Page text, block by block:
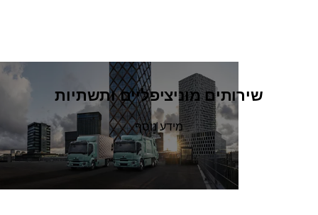
שירותים מוניציפליים ותשתיות
מידע נוסף